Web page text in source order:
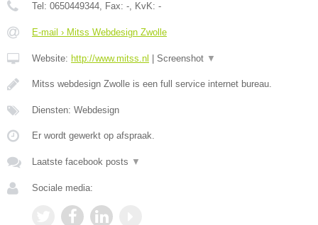
Tel: 0650449344, Fax: -, KvK: -
E-mail › Mitss Webdesign Zwolle
Website: http://www.mitss.nl Screenshot ▼
Mitss webdesign Zwolle is een full service internet bureau.
Diensten: Webdesign
Er wordt gewerkt op afspraak.
Laatste facebook posts ▼
Sociale media: